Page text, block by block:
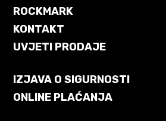
ROCKMARK
KONTAKT
UVJETI PRODAJE
IZJAVA O SIGURNOSTI
ONLINE PLAĆANJA